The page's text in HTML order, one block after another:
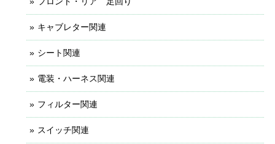
キャブレター関連
シート関連
電装・ハーネス関連
フィルター関連
スイッチ関連